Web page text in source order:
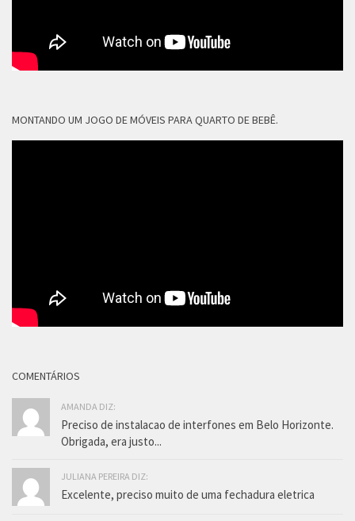
MONTANDO UM JOGO DE MÓVEIS PARA QUARTO DE BEBÊ.
COMENTÁRIOS
AMANDA DIZ:
Preciso de instalacao de interfones em Belo Horizonte.
Obrigada, era justo...
JULIANA PEREIRA DIZ:
Excelente, preciso muito de uma fechadura eletrica